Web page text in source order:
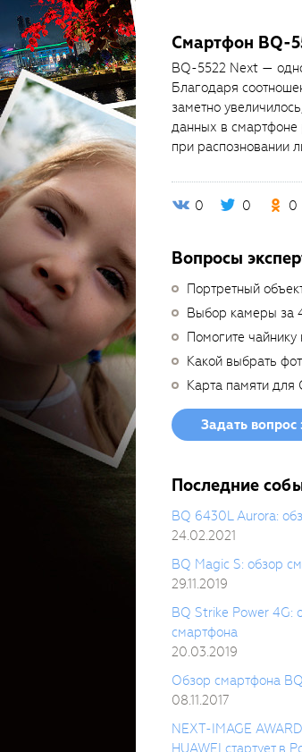
Смартфон BQ-
BQ-5522 Next —
Благодаря
заметно
данных в смартфоне
при распозновании
0 0 0
Вопросы
Портретный
Выбор камеры за
Помогите чайнику
Какой выбрать
Карта памяти для
Задать вопрос
Последние
BQ 6430L Aurora:
24.02.2021
BQ Magic S: обзор
29.11.2019
BQ Strike Power 4G:
смартфона
20.03.2019
Обзор смартфона
08.11.2017
NEXT-IMAGE
HUAWEI стартует в